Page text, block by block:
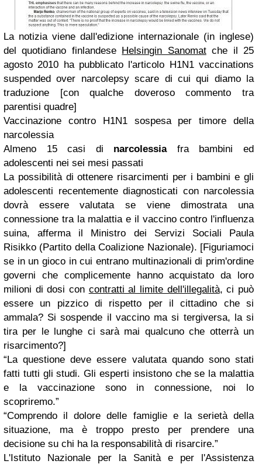
La notizia viene dall'edizione internazionale (in inglese)
del quotidiano finlandese Helsingin Sanomatche il 25
agosto 2010 ha pubblicato l'articolo H1N1 vaccinations
suspended over narcolepsy scare di cui qui diamo la
traduzione [con qualche doveroso commento tra
parentisi quadre]
Vaccinazione contro H1N1 sospesa per timore della
narcolessia
Almeno 15 casi di narcolessiafra bambini ed
adolescenti nei sei mesi passati
La possibilità di ottenere risarcimenti per i bambini e gli
adolescenti recentemente diagnosticati con narcolessia
dovrà essere valutata se viene dimostrata una
connessione tra la malattia e il vaccino contro l'influenza
suina, afferma il Ministro dei Servizi Sociali Paula
Risikko (Partito della Coalizione Nazionale). [Figuriamoci
se in un gioco in cui entrano multinazionali di prim'ordine
governi che complicemente hanno acquistato da loro
milioni di dosi con contratti al limite dell'illegalità, ci può
essere un pizzico di rispetto per il cittadino che si
ammala? Si sospende il vaccino ma si tergiversa, la si
tira per le lunghe ci sarà mai qualcuno che otterrà un
risarcimento?]
“La questione deve essere valutata quando sono stati
fatti tutti gli studi. Gli esperti insistono che se la malattia
e la vaccinazione sono in connessione, noi lo
scopriremo.”
“Comprendo il dolore delle famiglie e la serietà della
situazione, ma è troppo presto per prendere una
decisione su chi ha la responsabilità di risarcire.”
L'Istituto Nazionale per la Sanità e per l'Assistenza